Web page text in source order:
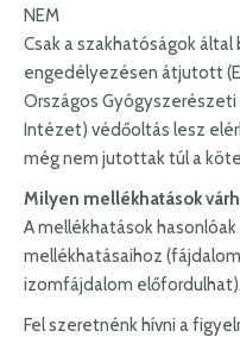
NEM
Csak a szakhatóságok
engedélyezésen átjutott
Országos
Intézet) védőoltás lesz
még nem jutottak túl a
Milyen mellékhatások
A mellékhatások
mellékhatásaihoz
izomfájdalom előfordulhat).
Fel szeretnénk hívni a